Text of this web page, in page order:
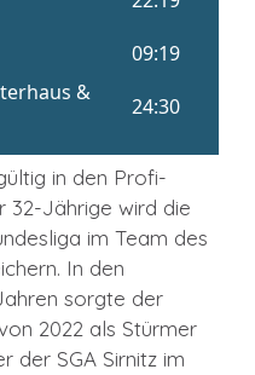
in den Profi-
32-Jährige wird die
im Team des
In den
sorgte der
2022 als Stürmer
der SGA Sirnitz im